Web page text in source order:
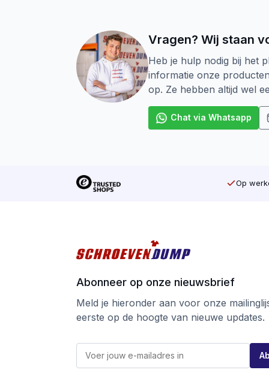
Vragen? Wij staan
Heb je hulp nodig bij het
informatie onze
op. Ze hebben altijd wel
Chat via Whatsapp
Op
Abonneer op onze nieuwsbrief
Meld je hieronder aan voor onze
eerste op de hoogte van nieuwe updates.
a
E
m